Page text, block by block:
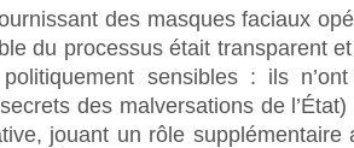
des masques faciaux
du processus était transparent
politiquement sensibles : ils
des malversations de
jouant un rôle